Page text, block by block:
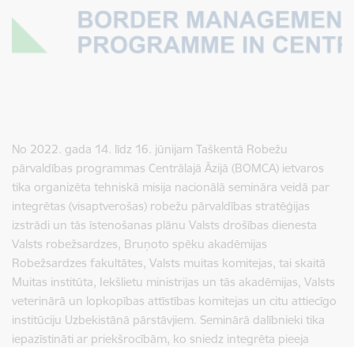
No 2022. gada 14. līdz 16. jūnijam Taškentā Robežu
pārvaldības programmas Centrālajā Āzijā (BOMCA) ietvaros
tika organizēta tehniskā misija nacionālā semināra veidā par
integrētas (visaptverošas) robežu pārvaldības stratēģijas
izstrādi un tās īstenošanas plānu Valsts drošības dienesta
Valsts robežsardzes, Bruņoto spēku akadēmijas
Robežsardzes fakultātes, Valsts muitas komitejas, tai skaitā
Muitas institūta, Iekšlietu ministrijas un tās akadēmijas, Valsts
veterinārā un lopkopības attīstības komitejas un citu attiecīgo
institūciju Uzbekistānā pārstāvjiem. Seminārā dalībnieki tika
iepazīstināti ar priekšrocībām, ko sniedz integrēta pieeja